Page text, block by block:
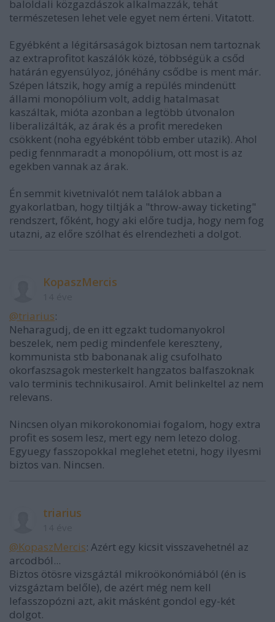
baloldali közgazdászok alkalmazzák, tehát
természetesen lehet vele egyet nem érteni. Vitatott.
Egyébként a légitársaságok biztosan nem tartoznak
az extraprofitot kaszálók közé, többségük a csőd
határán egyensúlyoz, jónéhány csődbe is ment már.
Szépen látszik, hogy amíg a repülés mindenütt
állami monopólium volt, addig hatalmasat
kaszáltak, mióta azonban a legtöbb útvonalon
liberalizálták, az árak és a profit meredeken
csökkent (noha egyébként több ember utazik). Ahol
pedig fennmaradt a monopólium, ott most is az
egekben vannak az árak.
Én semmit kivetnivalót nem találok abban a
gyakorlatban, hogy tiltják a "throw-away ticketing"
rendszert, főként, hogy aki előre tudja, hogy nem fog
utazni, az előre szólhat és elrendezheti a dolgot.
KopaszMercis
@triarius:
Neharagudj, de en itt egzakt tudomanyokrol
beszelek, nem pedig mindenfele kereszteny,
kommunista stb babonanak alig csufolhato
okorfaszsagok mesterkelt hangzatos balfaszoknak
valo terminis technikusairol. Amit belinkeltel az nem
relevans.
Nincsen olyan mikorokonomiai fogalom, hogy extra
profit es sosem lesz, mert egy nem letezo dolog.
Egyuegy fasszopokkal meglehet etetni, hogy ilyesmi
biztos van. Nincsen.
triarius
@KopaszMercis: Azért egy kicsit visszavehetnél az
arcodból...
Biztos ötösre vizsgáztál mikroökonómiából (én is
vizsgáztam belőle), de azért még nem kell
lefasszopózni azt, akit másként gondol egy-két
dolgot.